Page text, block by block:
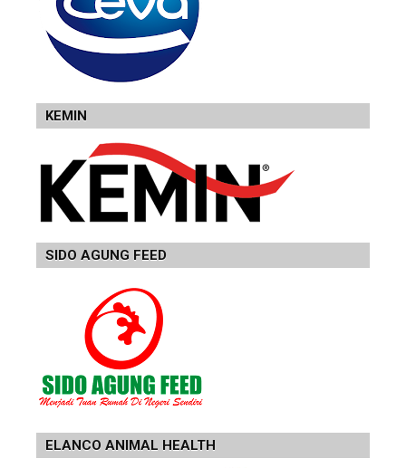
KEMIN
SIDO AGUNG FEED
ELANCO ANIMAL HEALTH